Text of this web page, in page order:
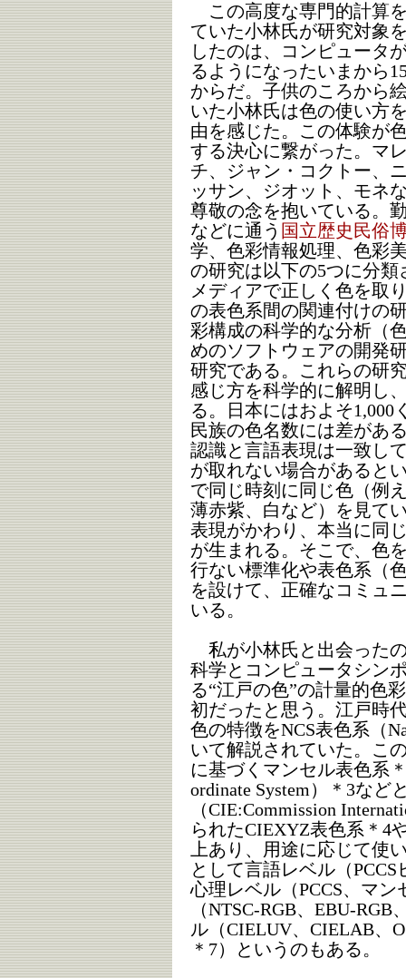
この高度な専門的計算
ていた小林氏が研究対象
したのは、コンピュータ
るようになったいまから
からだ。子供のころから
いた小林氏は色の使い方
由を感じた。この体験が
する決心に繋がった。マ
チ、ジャン・コクトー、
ッサン、ジオット、モネ
尊敬の念を抱いている。
などに通う 国立歴史民俗
学、色彩情報処理、色彩
の研究は以下の5つに分
メディアで正しく色を取
の表色系間の関連付けの
彩構成の科学的な分析（
めのソフトウェアの開発
研究である。これらの研
感じ方を科学的に解明し
る。日本にはおよそ
民族の色名数には差があ
認識と言語表現は一致し
が取れない場合があると
で同じ時刻に同じ色（例
薄赤紫、白など）を見て
表現がかわり、本当に同
が生まれる。そこで、色
行ない標準化や表色系（
を設けて、正確なコミュ
いる。
私が小林氏と出会った
科学とコンピュータシン
る“江戸の色”の計量的色
初だったと思う。江戸時
色の特徴をNCS表色系（
いて解説されていた。こ
に基づくマンセル表色系
ordinate System）＊3など
（CIE:Commission
られたCIEXYZ表色系＊4
上あり、用途に応じて使
として言語レベル（
心理レベル（PCCS、マ
（NTSC-RGB、EBU-
ル（CIELUV、CIELAB、
＊7）というのもある。